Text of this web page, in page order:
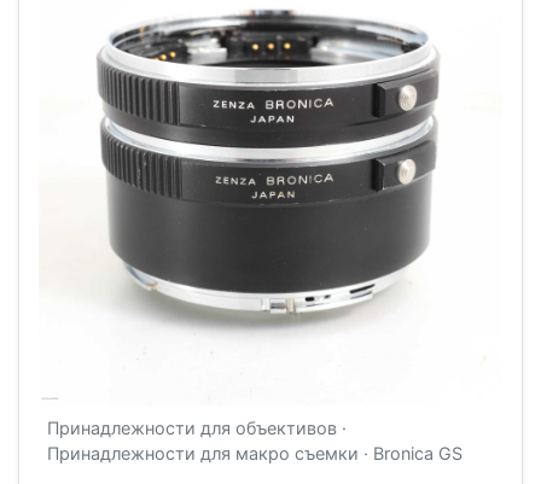
Принадлежности для объективов ·
Принадлежности для макро съемки · Bronica GS